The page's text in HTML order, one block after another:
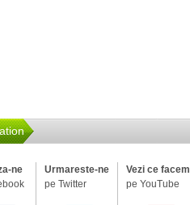
ne
Urmareste-ne
pe Twitter
Vezi ce facem
pe YouTube